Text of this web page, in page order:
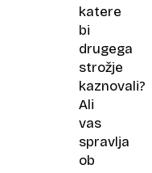
katere
bi
drugega
strožje
kaznovali?
Ali
vas
spravlja
ob